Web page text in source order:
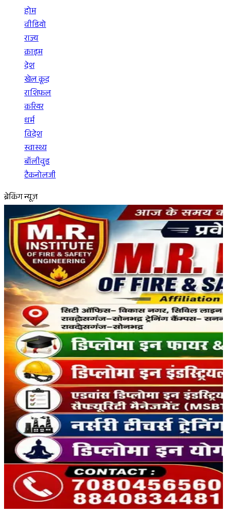
होम
वीडियो
राज्य
क्राइम
देश
खेल कूद
राशिफल
करियर
धर्म
विदेश
स्वास्थ्य
बॉलीवुड
टैकनोलजी
ब्रेकिंग न्यूज़